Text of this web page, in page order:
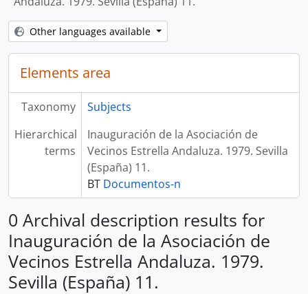
Other languages available
Elements area
Taxonomy
Subjects
Hierarchical
terms
Inauguración de la Asociación de
Vecinos Estrella Andaluza. 1979. Sevilla
(España) 11.
BT Documentos-n
0 Archival description results for
Inauguración de la Asociación de
Vecinos Estrella Andaluza. 1979.
Sevilla (España) 11.